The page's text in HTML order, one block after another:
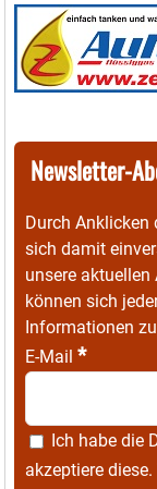
Newsletter-
Durch Anklicken
sich damit
unsere
können sich
Informationen
E-Mail *
Ich habe die
akzeptiere diese.